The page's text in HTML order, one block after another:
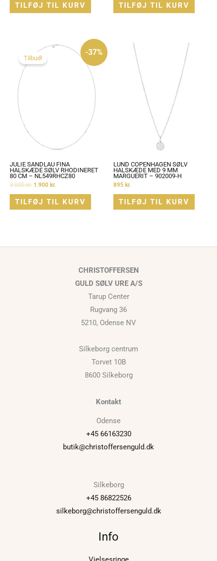
TILFØJ TIL KURV TILFØJ TIL KURV
-37%
Tilbud!
JULIE SANDLAU FINA
HALSKÆDE SØLV RHODINERET
80 CM – NL549RHCZ80
3.000kr.
oprindelige
pris
var:
3.000 kr..
1.900 kr.
Den
aktuelle
TILFØJ TIL KURV
LUND COPENHAGEN SØLV
HALSKÆDE MED 9 MM
MARGUERIT – 902009-H
895 kr.
TILFØJ TIL KURV
CHRISTOFFERSEN
GULD SØLV URE A/S
Tarup Center
Rugvang 36
5210, Odense NV
Silkeborg centrum
Torvet 10B
8600 Silkeborg
Kontakt
Odense
+45 66163230
butik@christoffersenguld.dk
Silkeborg
+45 86822526
silkeborg@christoffersenguld.dk
Info